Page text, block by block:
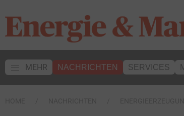
MEHR NACHRICHTEN SERVICES